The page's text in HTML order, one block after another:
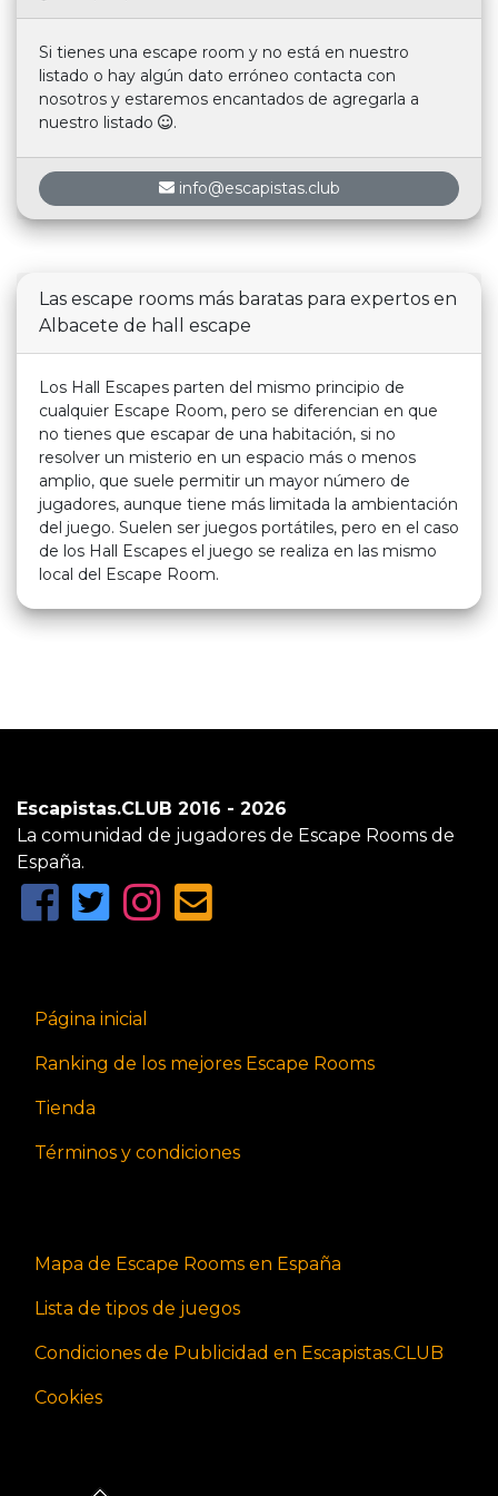
Si tienes una escape room y no está en nuestro
listado o hay algún dato erróneo contacta con
nosotros y estaremos encantados de agregarla a
nuestro listado
.
info@escapistas.club
Las escape rooms más baratas para expertos en
Albacete de hall escape
Los Hall Escapes parten del mismo principio de
cualquier Escape Room, pero se diferencian en que
no tienes que escapar de una habitación, si no
resolver un misterio en un espacio más o menos
amplio, que suele permitir un mayor número de
jugadores, aunque tiene más limitada la ambientación
del juego. Suelen ser juegos portátiles, pero en el caso
de los Hall Escapes el juego se realiza en las mismo
local del Escape Room.
Escapistas.CLUB 2016 - 2026
La comunidad de jugadores de Escape Rooms de
España.
Página inicial
Ranking de los mejores Escape Rooms
Tienda
Términos y condiciones
Mapa de Escape Rooms en España
Lista de tipos de juegos
Condiciones de Publicidad en Escapistas.CLUB
Cookies